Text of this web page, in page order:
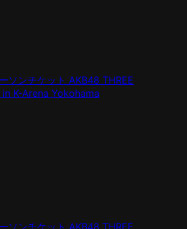
ソンチケット AKB48 THREE
in K-Arena Yokohama
ソンチケット AKB48 THREE